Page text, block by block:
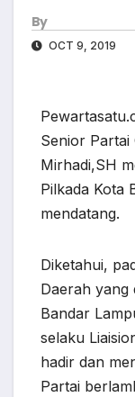
By
OCT 9, 2019
Senior Partai
Mirhadi,SH
Pilkada Kota
mendatang.
Diketahui,
Daerah yang
Bandar
selaku
hadir dan
Partai